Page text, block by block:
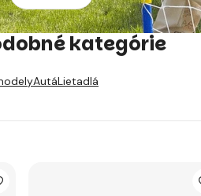
kategórie
AutáLietadlá